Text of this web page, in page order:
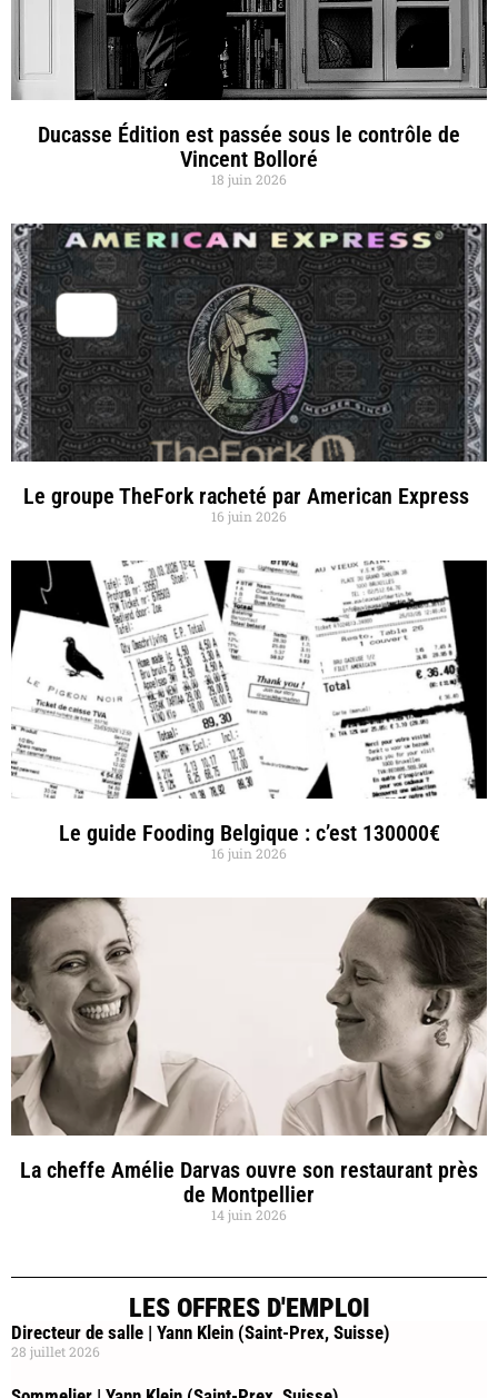
Ducasse Édition est passée sous le contrôle de
Vincent Bolloré
18 juin 2026
Le groupe TheFork racheté par American Express
16 juin 2026
Le guide Fooding Belgique : c’est 130000€
16 juin 2026
La cheffe Amélie Darvas ouvre son restaurant près
de Montpellier
14 juin 2026
LES OFFRES D'EMPLOI
Directeur de salle | Yann Klein (Saint-Prex, Suisse)
28 juillet 2026